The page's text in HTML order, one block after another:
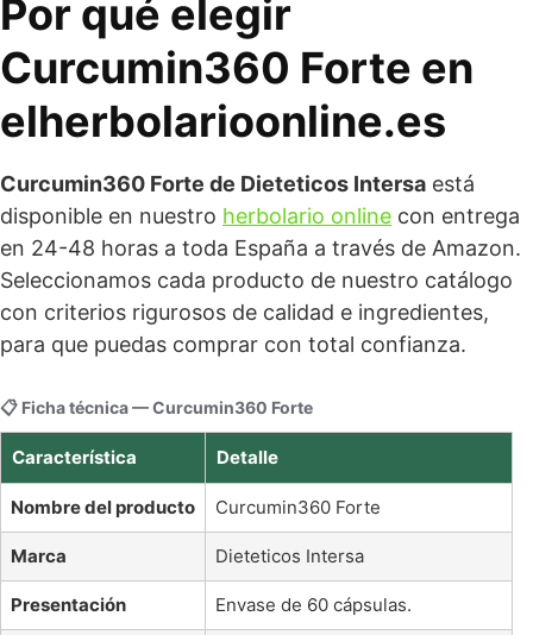
Por qué elegir
Curcumin360 Forte en
elherbolarioonline.es
Curcumin360 Forte de Dieteticos Intersa está
disponible en nuestro herbolario online con entrega
en 24-48 horas a toda España a través de Amazon.
Seleccionamos cada producto de nuestro catálogo
con criterios rigurosos de calidad e ingredientes,
para que puedas comprar con total confianza.
📋 Ficha técnica — Curcumin360 Forte
Característica Detalle
Nombre del producto Curcumin360 Forte
Marca Dieteticos Intersa
Presentación Envase de 60 cápsulas.